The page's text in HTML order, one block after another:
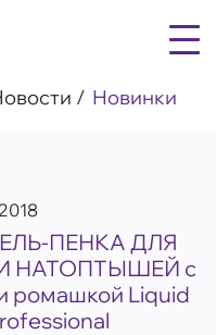
Новинки
ПЕНКА ДЛЯ
НАТОПТЫШЕЙ с
ромашкой Liquid